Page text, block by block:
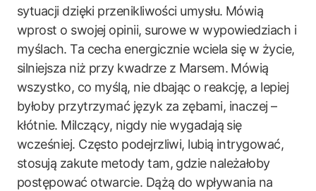
sytuacji dzięki przenikliwości umysłu. Mówią
wprost o swojej opinii, surowe w wypowiedziach i
myślach. Ta cecha energicznie wciela się w życie,
silniejsza niż przy kwadrze z Marsem. Mówią
wszystko, co myślą, nie dbając o reakcję, a lepiej
byłoby przytrzymać język za zębami, inaczej –
kłótnie. Milczący, nigdy nie wygadają się
wcześniej. Często podejrzliwi, lubią intrygować,
stosują zakute metody tam, gdzie należałoby
postępować otwarcie. Dążą do wpływania na